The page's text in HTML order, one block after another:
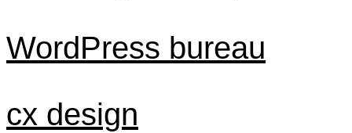
WordPress bureau
cx design